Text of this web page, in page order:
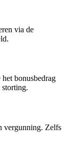
via de
bonusbedrag
vergunning. Zelfs